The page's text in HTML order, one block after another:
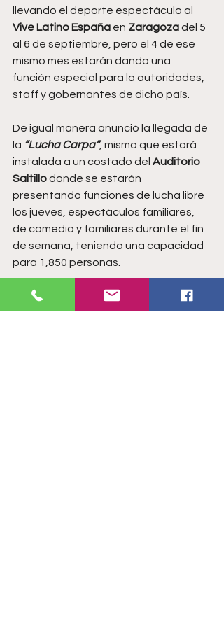
llevando el deporte espectáculo al
Vive Latino España en Zaragoza del 5
al 6 de septiembre, pero el 4 de ese
mismo mes estarán dando una
función especial para la autoridades,
staff y gobernantes de dicho país.
De igual manera anunció la llegada de
la “Lucha Carpa”, misma que estará
instalada a un costado del Auditorio
Saltillo donde se estarán
presentando funciones de lucha libre
los jueves, espectáculos familiares,
de comedia y familiares durante el fin
de semana, teniendo una capacidad
para 1,850 personas.
Por último, el director de la promotora
sorprendió a los asistentes con la